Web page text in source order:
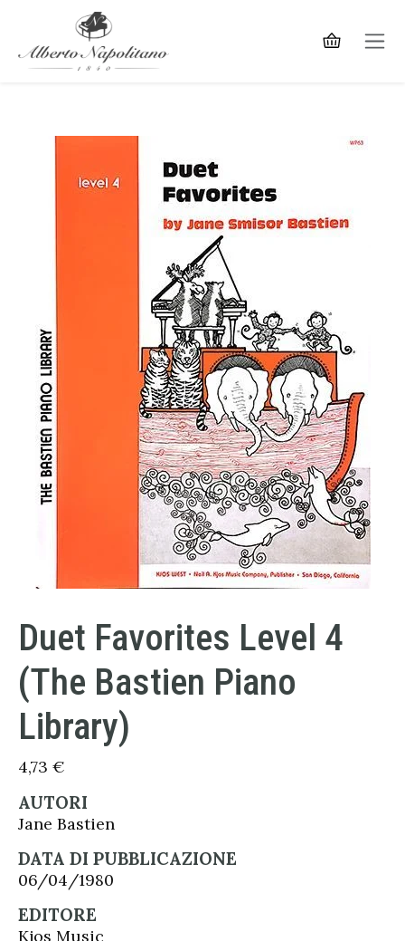
Duet Favorites Level 4
(The Bastien Piano
Library)
4,73 €
AUTORI
Jane Bastien
DATA DI PUBBLICAZIONE
06/04/1980
EDITORE
Kjos Music